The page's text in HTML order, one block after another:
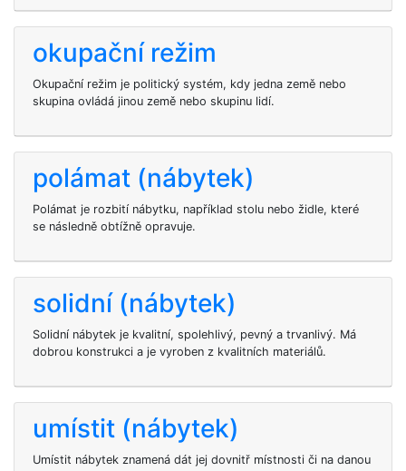
okupační režim
Okupační režim je politický systém, kdy jedna země nebo
skupina ovládá jinou země nebo skupinu lidí.
polámat (nábytek)
Polámat je rozbití nábytku, například stolu nebo židle, které
se následně obtížně opravuje.
solidní (nábytek)
Solidní nábytek je kvalitní, spolehlivý, pevný a trvanlivý. Má
dobrou konstrukci a je vyroben z kvalitních materiálů.
umístit (nábytek)
Umístit nábytek znamená dát jej dovnitř místnosti či na danou